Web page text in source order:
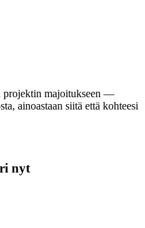
projektin majoitukseen —
ainoastaan siitä että kohteesi
nyt